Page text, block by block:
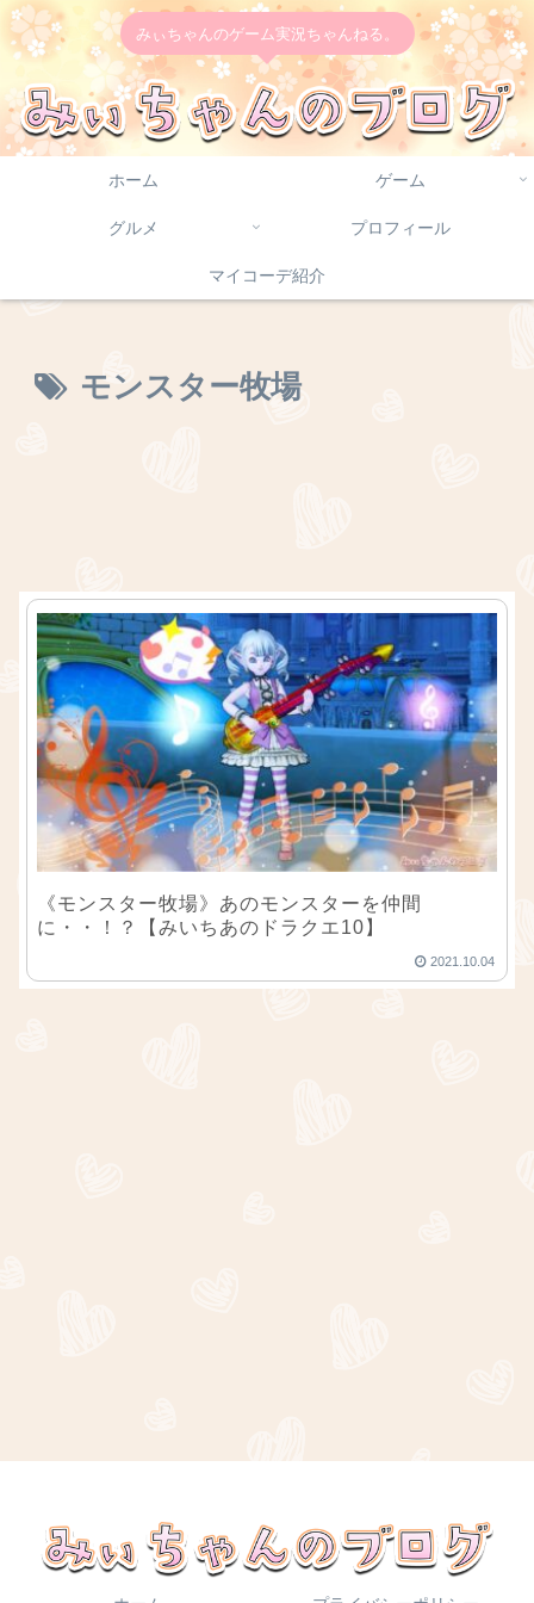
みぃちゃんのゲーム実況ちゃんねる。
ホーム ゲーム
グルメ プロフィール
マイコーデ紹介
モンスター牧場
《モンスター牧場》あのモンスターを仲間
に・・！？【みいちあのドラクエ10】
2021.10.04